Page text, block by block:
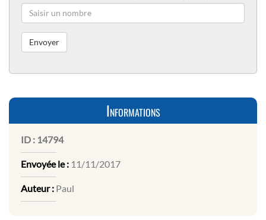
Informations
ID : 14794
Envoyée le : 11/11/2017
Auteur : Paul